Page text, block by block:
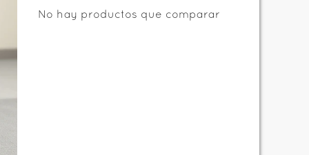
No hay productos que comparar